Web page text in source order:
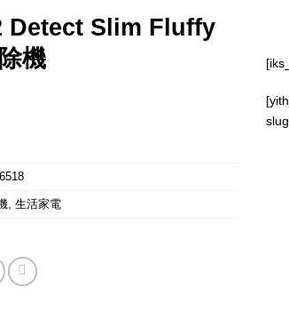
Detect Slim Fluffy
機
, 生活家電